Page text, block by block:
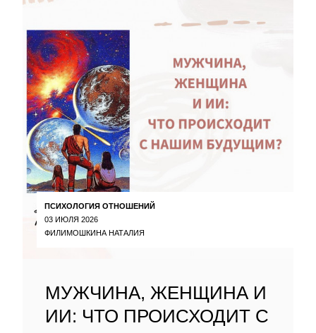
ПСИХОЛОГИЯ ОТНОШЕНИЙ
03 ИЮЛЯ 2026
ФИЛИМОШКИНА НАТАЛИЯ
МУЖЧИНА, ЖЕНЩИНА И
ИИ: ЧТО ПРОИСХОДИТ С